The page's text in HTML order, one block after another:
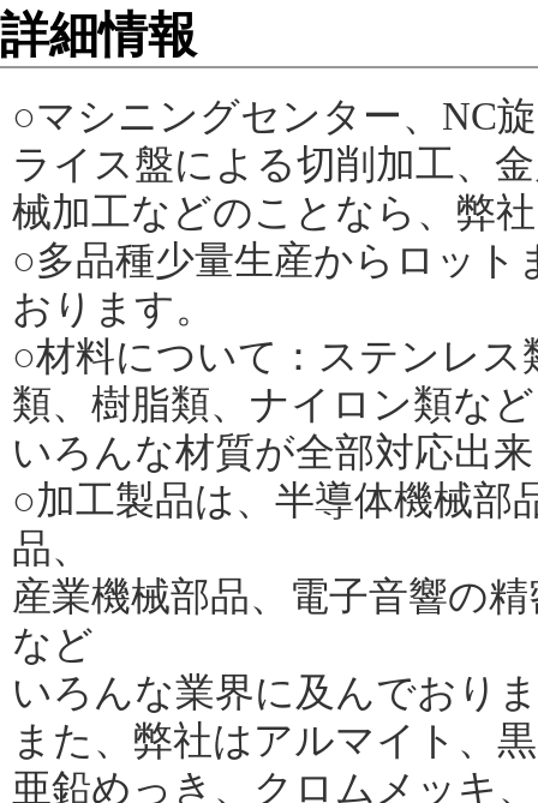
詳細情報
○マシニングセンター、NC
ライス盤による切削加工、
械加工などのことなら、弊
○多品種少量生産からロッ
おります。
○材料について：ステンレ
類、樹脂類、ナイロン類など
いろんな材質が全部対応出
○加工製品は、半導体機械部
品、
産業機械部品、電子音響の
など
いろんな業界に及んでおり
また、弊社はアルマイト、
亜鉛めっき、クロムメッキ、